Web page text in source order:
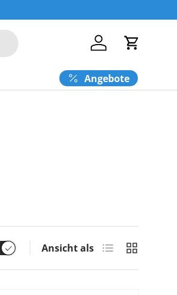
Einloggen
Angebote
Ansicht als Produktliste